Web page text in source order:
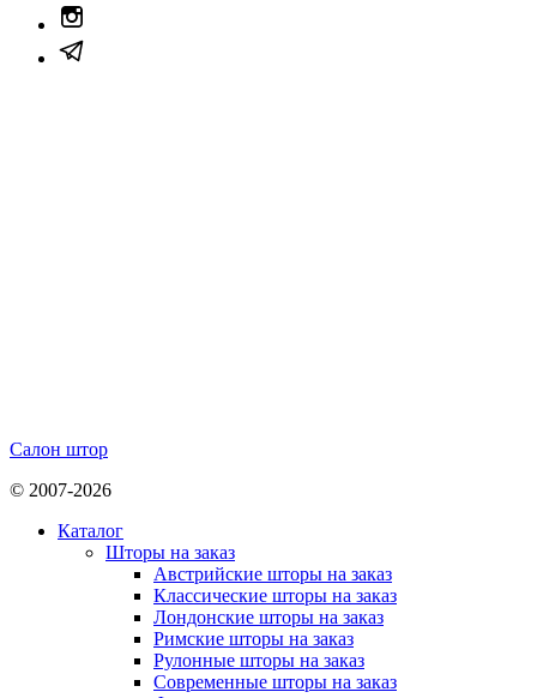
Салон штор
© 2007-2026
Каталог
Шторы на заказ
Австрийские шторы на заказ
Классические шторы на заказ
Лондонские шторы на заказ
Римские шторы на заказ
Рулонные шторы на заказ
Современные шторы на заказ